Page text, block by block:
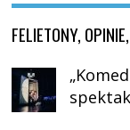
FELIETONY,